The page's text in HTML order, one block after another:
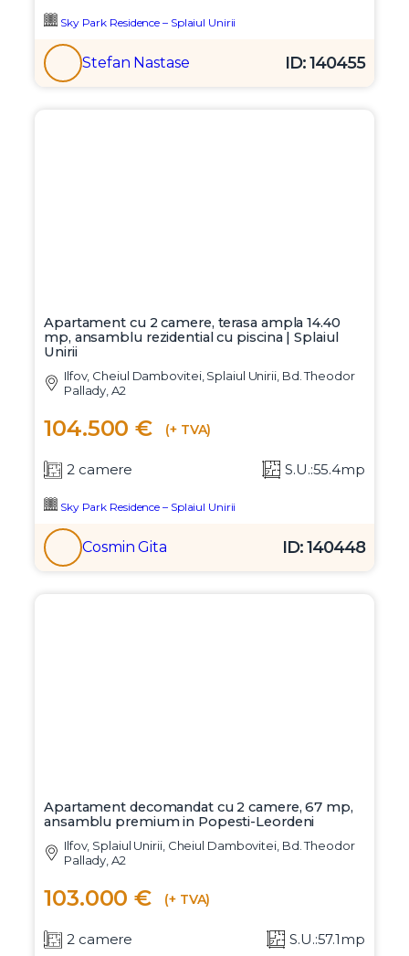
Sky Park Residence – Splaiul Unirii
Stefan Nastase ID: 140455
Apartament cu 2 camere, terasa ampla 14.40
mp, ansamblu rezidential cu piscina | Splaiul
Unirii
Ilfov, Cheiul Dambovitei, Splaiul Unirii, Bd. Theodor
Pallady, A2
104.500 € (+ TVA)
2 camere S.U.:55.4mp
Sky Park Residence – Splaiul Unirii
Cosmin Gita ID: 140448
Apartament decomandat cu 2 camere, 67 mp,
ansamblu premium in Popesti-Leordeni
Ilfov, Splaiul Unirii, Cheiul Dambovitei, Bd. Theodor
Pallady, A2
103.000 € (+ TVA)
2 camere S.U.:57.1mp